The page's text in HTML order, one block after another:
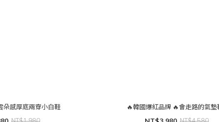
朵感厚底兩穿小白鞋 🔥韓國爆紅品牌 🔥會走路的氣墊